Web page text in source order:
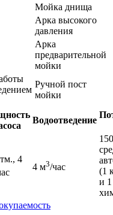
Мойка днища
Арка высокого
давления
Арка
предварительной
мойки
Ручной пост
мойки
Водоотведение
4
4 м3/час
(1
и 1